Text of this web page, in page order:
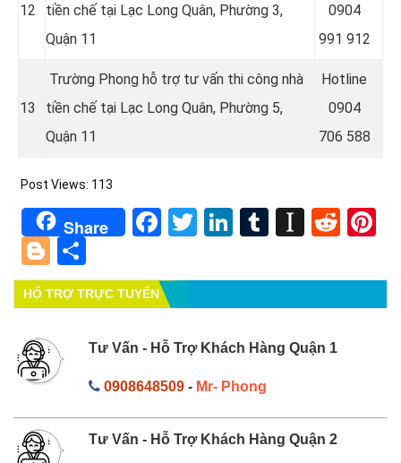
12
tiền chế tại Lạc Long Quân, Phường 3,
Quận 11
0904
991 912
13
Trường Phong hỗ trợ tư vấn thi công nhà
tiền chế tại Lạc Long Quân, Phường 5,
Quận 11
Hotline
0904
706 588
Post Views: 113
Share Facebook
TwitterLinkedIn
Tumblr
Blogger
HỔ TRỢ TRỰC TUYẾN
Tư Vấn - Hỗ Trợ Khách Hàng Quận 1
0908648509- Mr- Phong
Tư Vấn - Hỗ Trợ Khách Hàng Quận 2